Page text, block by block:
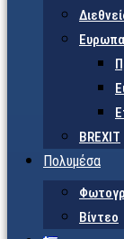
BREXIT
Πολυμέσα
Βίντεο